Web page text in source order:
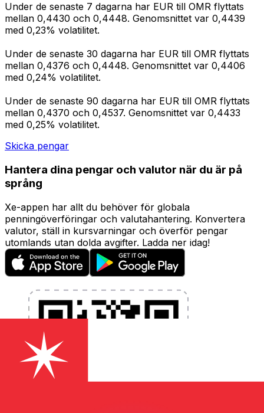
Under de senaste 7 dagarna har EUR till OMR flyttats
mellan 0,4430 och 0,4448. Genomsnittet var 0,4439
med 0,23% volatilitet.
Under de senaste 30 dagarna har EUR till OMR flyttats
mellan 0,4376 och 0,4448. Genomsnittet var 0,4406
med 0,24% volatilitet.
Under de senaste 90 dagarna har EUR till OMR flyttats
mellan 0,4370 och 0,4537. Genomsnittet var 0,4433
med 0,25% volatilitet.
Skicka pengar
Hantera dina pengar och valutor när du är på
språng
Xe-appen har allt du behöver för globala
penningöverföringar och valutahantering. Konvertera
valutor, ställ in kursvarningar och överför pengar
utomlands utan dolda avgifter. Ladda ner idag!